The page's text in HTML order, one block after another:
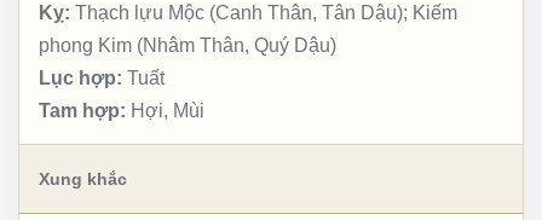
Kỵ: Thạch lựu Mộc (Canh Thân, Tân Dậu); Kiếm
phong Kim (Nhâm Thân, Quý Dậu)
Lục hợp: Tuất
Tam hợp: Hợi, Mùi
Xung khắc